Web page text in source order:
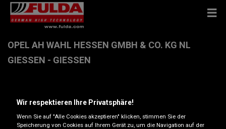
OPEL AH WAHL HESSEN GMBH & CO. KG NL
GIESSEN - GIESSEN
Anfahrtsbeschreibung
Wir respektieren Ihre Privatsphäre!
Wenn Sie auf "Alle Cookies akzeptieren" klicken, stimmen Sie der
Speicherung von Cookies auf Ihrem Gerät zu, um die Navigation auf der